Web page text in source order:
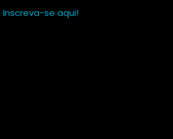
Inscreva-se aqui!